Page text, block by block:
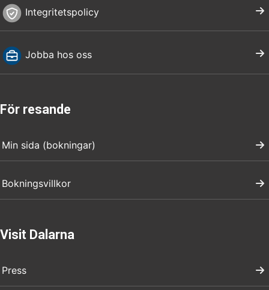
Integritetspolicy
Jobba hos oss
För resande
Min sida (bokningar)
Bokningsvillkor
Visit Dalarna
Press